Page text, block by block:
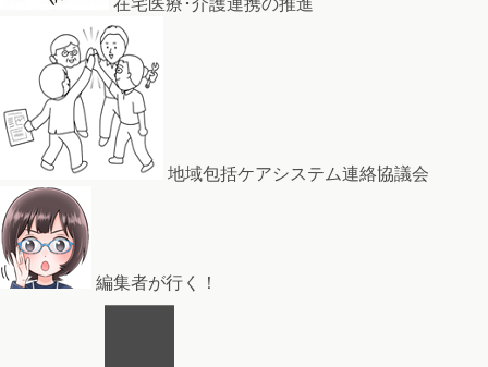
地域包括ケアシステム連絡協議会
編集者が行く！